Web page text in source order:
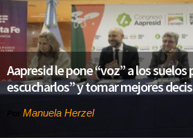
Aapresid le pone “voz” a los suelos
escucharlos” y tomar mejores
Manuela Herzel